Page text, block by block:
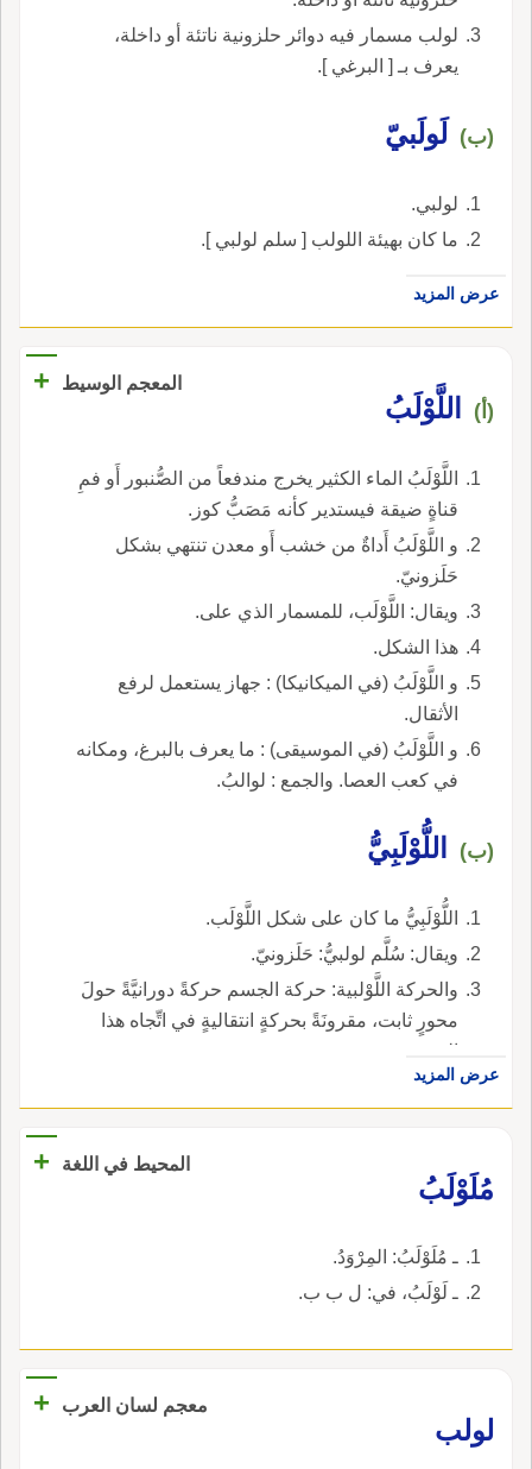
لولب مسمار فيه دوائر حلزونية ناتئة أو داخلة،
يعرف بـ [ البرغي ].
(ب) لَولَبيّ
لولبي.
ما كان بهيئة اللولب [ سلم لولبي ].
عرض المزيد
المعجم الوسيط +
(أ) اللَّوْلَبُ
اللَّوْلَبُ الماء الكثير يخرج مندفعاً من الصُّنبور أَو فمِ
قناةٍ ضيقة فيستدير كأنه مَصَبُّ كوز.
و اللَّوْلَبُ أَداةٌ من خشب أَو معدن تنتهي بشكل
حَلَزونيّ.
ويقال: اللَّوْلَب، للمسمار الذي على.
هذا الشكل.
و اللَّوْلَبُ (في الميكانيكا) : جهاز يستعمل لرفع
الأثقال.
و اللَّوْلَبُ (في الموسيقى) : ما يعرف بالبرغ، ومكانه
في كعب العصا. والجمع : لوالبُ.
(ب) اللُّوْلَبِيُّ
اللُّوْلَبِيُّ ما كان على شكل اللَّوْلَب.
ويقال: سُلَّم لولبيُّ: حَلَزونيّ.
والحركة اللَّوْلبية: حركة الجسم حركةً دورانيَّةً حولَ
محورٍ ثابت، مقرونَةً بحركةٍ انتقاليةٍ في اتِّجاه هذا
المحور.
عرض المزيد
المحيط في اللغة
+
مُلَوْلَبُ
ـ مُلَوْلَبُ: المِرْوَدُ.
ـ لَوْلَبُ، في: ل ب ب.
معجم لسان العرب
+
لولب